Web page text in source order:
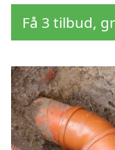
Få 3 tilbud,